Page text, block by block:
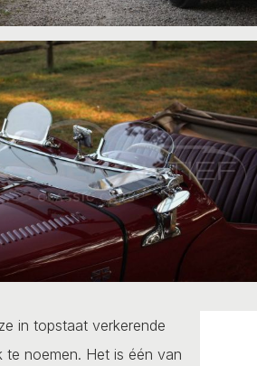
in topstaat verkerende
te noemen. Het is één van